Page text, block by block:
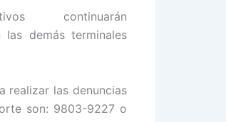
continuarán
las demás terminales
realizar las denuncias
son: 9803-9227 o